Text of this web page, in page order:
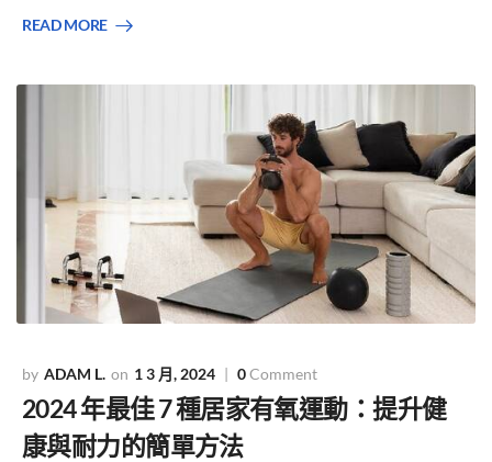
READ MORE
ADAM L. 1 3 月, 2024 0Comment
2024 年最佳 7 種居家有氧運動：提升健
康與耐力的簡單方法